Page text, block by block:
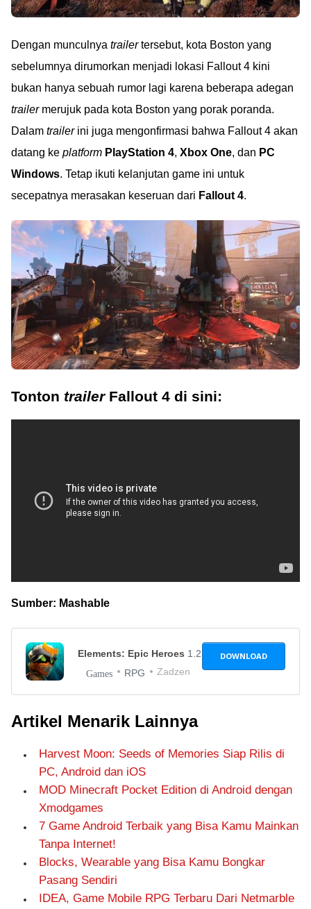
Dengan munculnya trailertersebut, kota Boston yang
sebelumnya dirumorkan menjadi lokasi Fallout 4 kini
bukan hanya sebuah rumor lagi karena beberapa adegan
trailermerujuk pada kota Boston yang porak poranda.
Dalam trailerini juga mengonfirmasi bahwa Fallout 4 akan
datang ke platform PlayStation 4, Xbox One, dan PC
Windows. Tetap ikuti kelanjutan game ini untuk
secepatnya merasakan keseruan dari Fallout 4.
Tonton trailerFallout 4 di sini:
Sumber: Mashable
Elements: Epic Heroes 1.2.6
Games RPG Zadzen
DOWNLOAD
Artikel Menarik Lainnya
Harvest Moon: Seeds of Memories Siap Rilis di
PC, Android dan iOS
MOD Minecraft Pocket Edition di Android dengan
Xmodgames
7 Game Android Terbaik yang Bisa Kamu Mainkan
Tanpa Internet!
Blocks, Wearable yang Bisa Kamu Bongkar
Pasang Sendiri
IDEA, Game Mobile RPG Terbaru Dari Netmarble